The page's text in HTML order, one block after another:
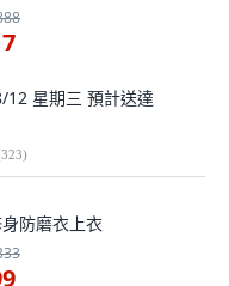
12 星期三 預計送達
323)
防磨衣上衣